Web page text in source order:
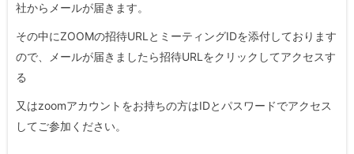
社からメールが届きます。
その中にZOOMの招待URLとミーティングIDを添付しております
ので、メールが届きましたら招待URLをクリックしてアクセスす
る
又はzoomアカウントをお持ちの方はIDとパスワードでアクセス
してご参加ください。